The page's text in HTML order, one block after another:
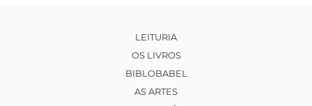
LEITURIA
OS LIVROS
BIBLOBABEL
AS ARTES